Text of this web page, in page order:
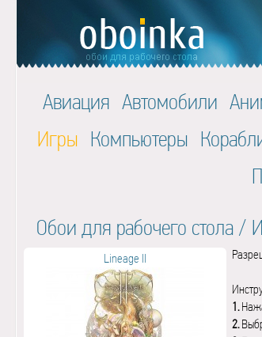
Авиация Автомобили
Игры Компьютеры
Обои для рабочего стола/
Lineage II
1.
2.